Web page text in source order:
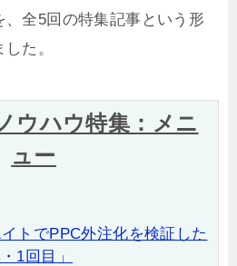
全5回の特集記事という形
た。
ウハウ特集：メニ
ュー
トでPPC外注化を検証した
1回目」